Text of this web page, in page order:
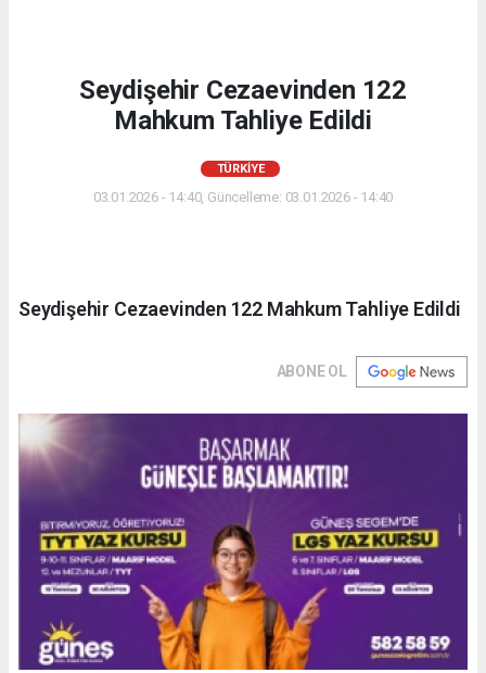
Seydişehir Cezaevinden 122
Mahkum Tahliye Edildi
TÜRKIYE
03.01.2026 - 14:40, Güncelleme: 03.01.2026 - 14:40
Seydişehir Cezaevinden 122 Mahkum Tahliye Edildi
ABONE OL